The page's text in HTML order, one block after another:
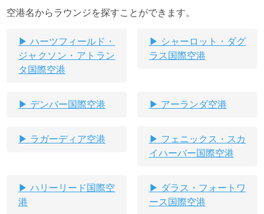
空港名からラウンジを探すことができます。
ハーツフィールド・
ジャクソン・アトラン
タ国際空港
シャーロット・ダグ
ラス国際空港
デンバー国際空港 アーランダ空港
ラガーディア空港
フェニックス・スカ
イハーバー国際空港
ハリーリード国際空
港
ダラス・フォートワ
ース国際空港